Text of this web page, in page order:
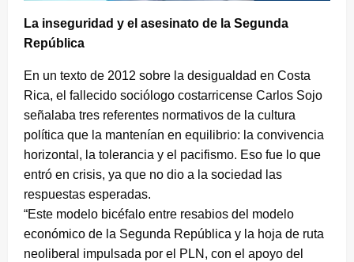
La inseguridad y el asesinato de la Segunda
República
En un texto de 2012 sobre la desigualdad en Costa
Rica, el fallecido sociólogo costarricense Carlos Sojo
señalaba tres referentes normativos de la cultura
política que la mantenían en equilibrio: la convivencia
horizontal, la tolerancia y el pacifismo. Eso fue lo que
entró en crisis, ya que no dio a la sociedad las
respuestas esperadas.
“Este modelo bicéfalo entre resabios del modelo
económico de la Segunda República y la hoja de ruta
neoliberal impulsada por el PLN, con el apoyo del